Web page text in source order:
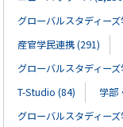
グローバルスタディー
産官学民連携 (291)
グローバルスタディー
T-Studio (84)
学部
グローバルスタディー